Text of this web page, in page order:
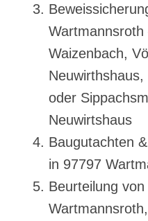
Wartmannsroth
Waizenbach,
oder
Neuwirtshaus
Baugutachten
in 97797
Beurteilung